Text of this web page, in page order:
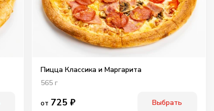
Пицца Классика и Маргарита
565г
от 725 ₽ Выбрать